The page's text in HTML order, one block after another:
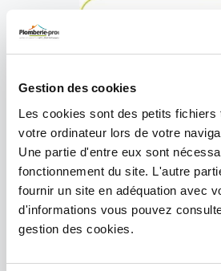
Gestion des cookies
Les cookies sont des petits fichiers
votre ordinateur lors de votre
Une partie d'entre eux sont
fonctionnement du site. L'autre
fournir un site en adéquation avec
d'informations vous pouvez
gestion des cookies.
Étape 4
Insérez l'embout du raccord